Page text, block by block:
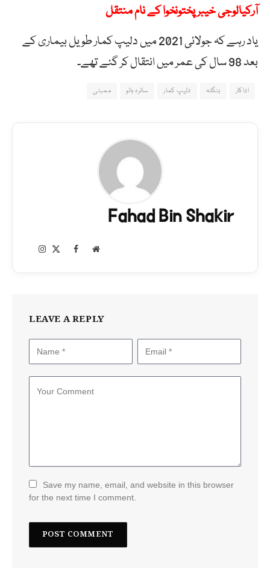
آرکیالوجی خیبر پختونخوا کے نام منتقل
یاد رہے کہ جولائی 2021 میں دلیپ کمار طویل بیماری کے
بعد 98 سال کی عمر میں انتقال کر گئے تھے۔
اداکار بنگلہ دلیپ کمار سائرہ بانو ممبئی
Fahad Bin Shakir
Website
Facebook
Instagram
LEAVE A REPLY
Save my name, email, and website in this browser
for the next time I comment.